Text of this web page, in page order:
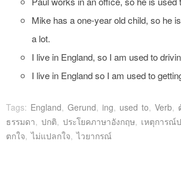
Mike has a one-year old child, so he
a lot.
I live in England, so I am used to
I live in England so I am used to
Tags: England, Gerund, ing, used to, Verb,
ธรรมดา, ปกติ, ประโยคภาษาอังกฤษ, เหตุการณ์
ตกใจ,ไม่แปลกใจ,ไวยากรณ์